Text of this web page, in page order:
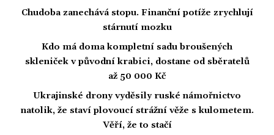
Chudoba zanechává stopu. Finanční potíže zrychlují
stárnutí mozku
Kdo má doma kompletní sadu broušených
skleniček v původní krabici, dostane od sběratelů
až 50 000 Kč
Ukrajinské drony vyděsily ruské námořnictvo
natolik, že staví plovoucí strážní věže s kulometem.
Věří, že to stačí